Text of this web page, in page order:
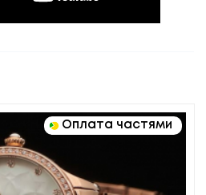
Оплата частями